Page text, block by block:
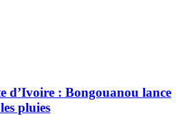
d’Ivoire : Bongouanou lance
pluies